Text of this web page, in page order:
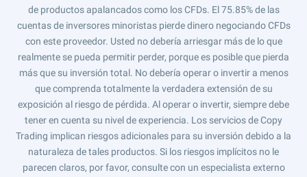
de productos apalancados como los CFDs. El 75.85% de las
cuentas de inversores minoristas pierde dinero negociando CFDs
con este proveedor. Usted no debería arriesgar más de lo que
realmente se pueda permitir perder, porque es posible que pierda
más que su inversión total. No debería operar o invertir a menos
que comprenda totalmente la verdadera extensión de su
exposición al riesgo de pérdida. Al operar o invertir, siempre debe
tener en cuenta su nivel de experiencia. Los servicios de Copy
Trading implican riesgos adicionales para su inversión debido a la
naturaleza de tales productos. Si los riesgos implícitos no le
parecen claros, por favor, consulte con un especialista externo